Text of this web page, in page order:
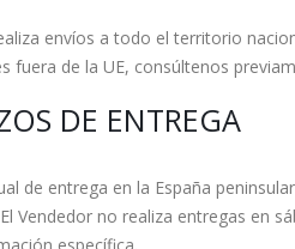
envíos a todo el territorio
fuera de la UE, consúltenos
DE ENTREGA
de entrega en la España
Vendedor no realiza entregas en